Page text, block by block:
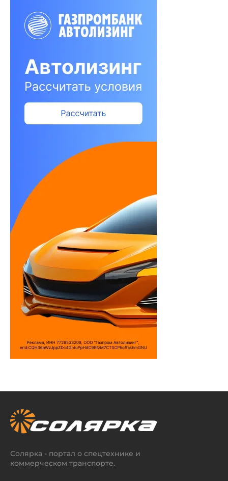
Солярка - портал о спецтехнике и
коммерческом транспорте.